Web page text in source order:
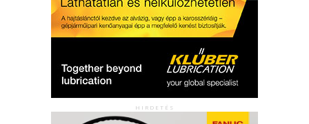
HIRDETÉS